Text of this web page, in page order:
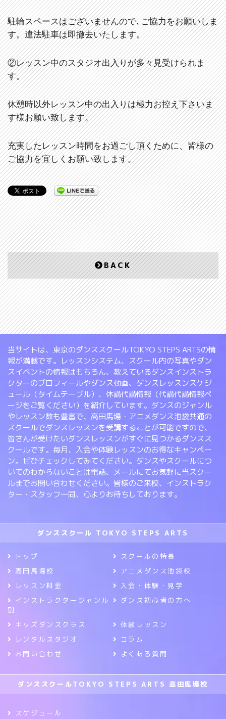
駐輪スペースはございませんので､ご協力をお願いしま
す。違法駐車は即撤去いたします。
②レッスン中のスタジオ出入りが多々見受けられま
す。
休憩時以外レッスン中の出入りは極力お控え下さいま
す様お願い致します。
充実したレッスン時間をお過ごし頂くために、皆様の
ご協力を宜しくお願い致します。
BACK
当サイトは、東京のダンススクールTOKYO STEPS ARTSの情
報が満載です。レッスンシステム、スクール内の写真やダン
スイベントの情報はもちろん、教えているダンスインストラ
クターのプロフィールやダンス動画、ダンスレッスンスケジ
ュール（タイムテーブル）、休講代講情報（代講代講情報ペ
ージをご覧ください）を紹介しています。ダンスのジャンル
やレッスン数も豊富で、高田馬場・アニメダンス池袋共通の
スクールでダンスレッスンを受講することが可能ですので、
皆さんが受けたいダンスレッスンがすぐに見つかるダンスス
クールです。毎月、入会や体験レッスンのお得なキャンペー
ン。ぜひチェックしてみてください。ダンスやスクールにつ
いてのわからないことは電話、メールにてお気軽に当スクー
ルまでお問い合わせください。皆様のご来校、インストラク
ター・スタッフ一同、心よりお待ちしております。
ダンススクール TOKYO STEPS ARTS
トップ
スクールの特長
高田馬場校
アニメダンス池袋校
レッスン料金
入会・体験・見学
インストラクタージャンル
別
ダンス初心者の方へ
キッズダンスクラス
体験レッスン
レンタルスタジオ
コラム
お問い合わせ
よくある質問
ダンススクールTOKYO STEPS ARTS 高田馬場校
スケジュール